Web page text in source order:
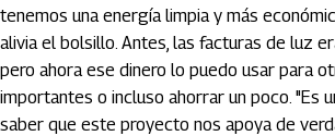
tenemos una energía limpia y más
alivia el bolsillo. Antes, las facturas de luz
pero ahora ese dinero lo puedo usar para
importantes o incluso ahorrar un poco. "Es
saber que este proyecto nos apoya de